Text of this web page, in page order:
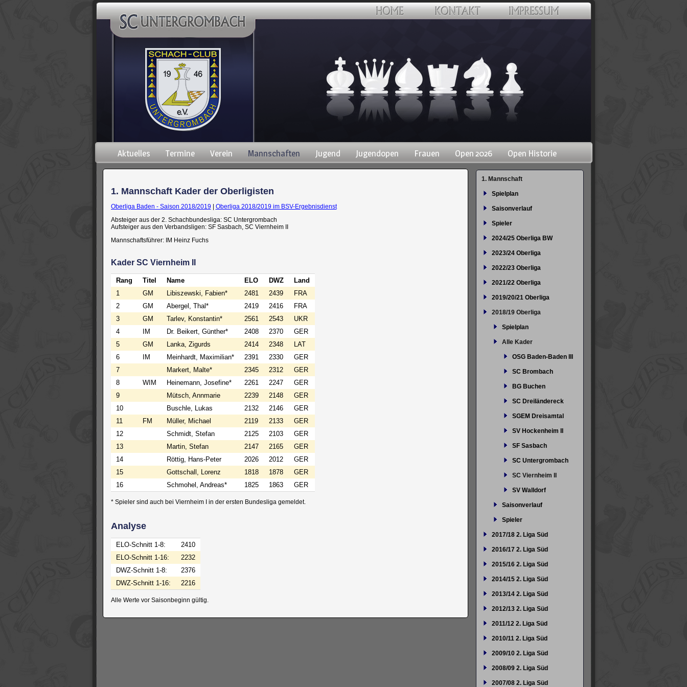
Navigation
überspringen
Aktuelles Termine Verein Mannschaften Jugend Jugendopen Frauen Open 2026 Open Historie
1. Mannschaft Kader der Oberligisten
Oberliga Baden - Saison 2018/2019
Oberliga 2018/2019 im BSV-Ergebnisdienst
Absteiger aus der 2. Schachbundesliga: SC Untergrombach
Aufsteiger aus den Verbandsligen: SF Sasbach, SC Viernheim II
Mannschaftsführer: IM Heinz Fuchs
Kader SC Viernheim II
Rang Titel Name ELO DWZ
Land
1
GM Libiszewski, Fabien* 2481 2439
FRA
2
GM Abergel, Thal* 2419 2416
FRA
3
GM Tarlev, Konstantin* 2561 2543
UKR
4
IM Dr. Beikert, Günther* 2408 2370
GER
5
GM Lanka, Zigurds 2414 2348
LAT
6
IM Meinhardt, Maximilian* 2391 2330
GER
7
Markert, Malte* 2345 2312
GER
8
WIM Heinemann, Josefine* 2261 2247
GER
9
Mütsch, Annmarie 2239 2148
GER
10
Buschle, Lukas 2132 2146
GER
11
FM Müller, Michael 2119 2133
GER
12
Schmidt, Stefan 2125 2103
GER
13
Martin, Stefan 2147 2165
GER
14
Röttig, Hans-Peter 2026 2012
GER
15
Gottschall, Lorenz 1818 1878
GER
16
Schmohel, Andreas* 1825 1863 GER
* Spieler sind auch bei Viernheim I in der ersten Bundesliga gemeldet.
Analyse
ELO-Schnitt 1-8:
2410
ELO-Schnitt 1-16:
2232
DWZ-Schnitt 1-8:
2376
DWZ-Schnitt 1-16:
2216
Alle Werte vor Saisonbeginn gültig.
Navigation
1. Mannschaft
Spielplan
Saisonverlauf
Spieler
2024/25 Oberliga BW
2023/24 Oberliga
2022/23 Oberliga
2021/22 Oberliga
2019/20/21 Oberliga
2018/19 Oberliga
Spielplan
Alle Kader
OSG Baden-Baden III
SC Brombach
BG Buchen
SC Dreiländereck
SGEM Dreisamtal
SV Hockenheim II
SF Sasbach
SC Untergrombach
SC Viernheim II
SV Walldorf
Saisonverlauf
Spieler
2017/18 2. Liga Süd
2016/17 2. Liga Süd
2015/16 2. Liga Süd
2014/15 2. Liga Süd
2013/14 2. Liga Süd
2012/13 2. Liga Süd
2011/12 2. Liga Süd
2010/11 2. Liga Süd
2009/10 2. Liga Süd
2008/09 2. Liga Süd
2007/08 2. Liga Süd